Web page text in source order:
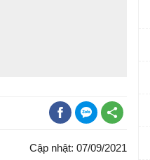
Cập nhật: 07/09/2021